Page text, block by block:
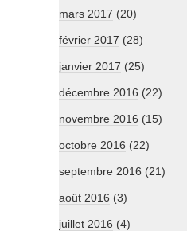
mars 2017 (20)
février 2017 (28)
janvier 2017 (25)
décembre 2016 (22)
novembre 2016 (15)
octobre 2016 (22)
septembre 2016 (21)
août 2016 (3)
juillet 2016 (4)